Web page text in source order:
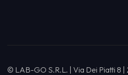
© LAB-GO S.R.L. | Via Dei Piatti 8 |